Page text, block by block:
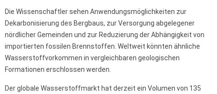
Die Wissenschaftler sehen Anwendungsmöglichkeiten zur
Dekarbonisierung des Bergbaus, zur Versorgung abgelegener
nördlicher Gemeinden und zur Reduzierung der Abhängigkeit von
importierten fossilen Brennstoffen. Weltweit könnten ähnliche
Wasserstoffvorkommen in vergleichbaren geologischen
Formationen erschlossen werden.
Der globale Wasserstoffmarkt hat derzeit ein Volumen von 135